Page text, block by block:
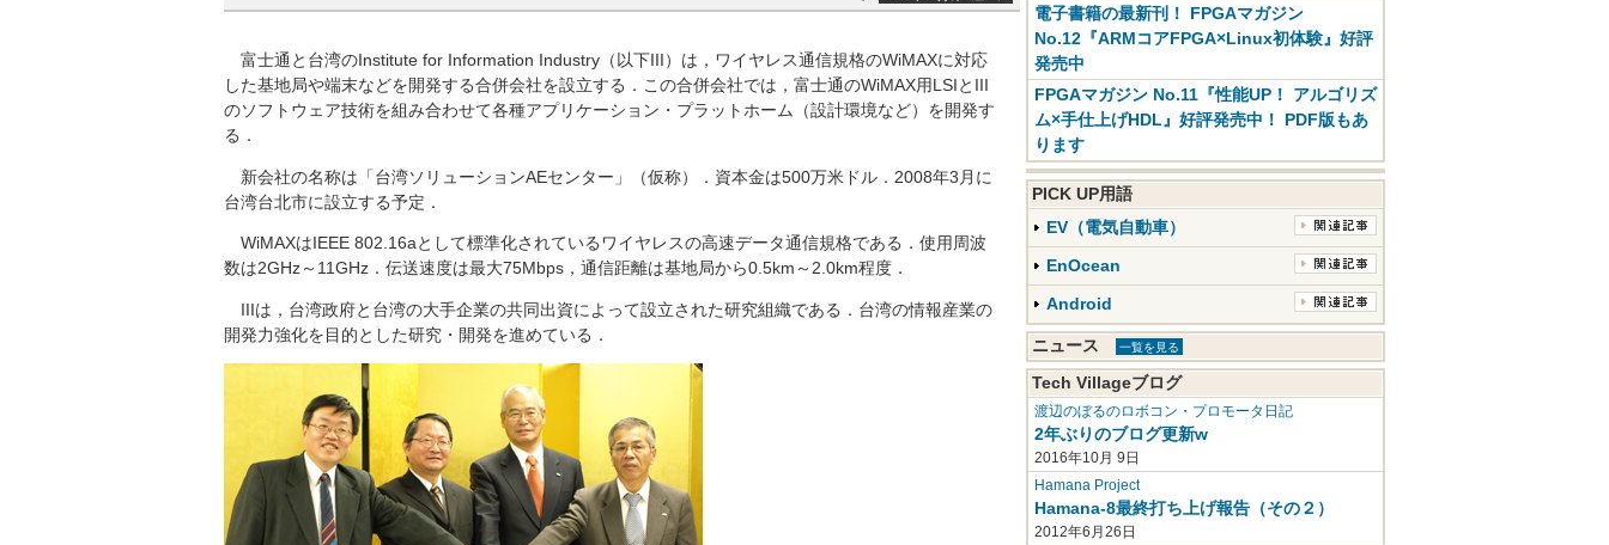
富士通と台湾のInstitute for Information Industry（以下III）は，ワイヤレス通信規格のWiMAXに対応
した基地局や端末などを開発する合併会社を設立する．この合併会社では，富士通のWiMAX用LSIとIII
のソフトウェア技術を組み合わせて各種アプリケーション・プラットホーム（設計環境など）を開発す
る．
新会社の名称は「台湾ソリューションAEセンター」（仮称）．資本金は500万米ドル．2008年3月に
台湾台北市に設立する予定．
WiMAXはIEEE 802.16aとして標準化されているワイヤレスの高速データ通信規格である．使用周波
数は2GHz～11GHz．伝送速度は最大75Mbps，通信距離は基地局から0.5km～2.0km程度．
IIIは，台湾政府と台湾の大手企業の共同出資によって設立された研究組織である．台湾の情報産業の
開発力強化を目的とした研究・開発を進めている．
電子書籍の最新刊！ FPGAマガジン
No.12『ARMコアFPGA×Linux初体験』好評
発売中
FPGAマガジン No.11『性能UP！ アルゴリズ
ム×手仕上げHDL』好評発売中！ PDF版もあ
ります
PICK UP用語
EV（電気自動車）
EnOcean
Android
ニュース 一覧を見る
Tech Villageブログ
渡辺のぼるのロボコン・プロモータ日記
2年ぶりのブログ更新w
2016年10月 9日
Hamana Project
Hamana-8最終打ち上げ報告（その２）
2012年6月26日